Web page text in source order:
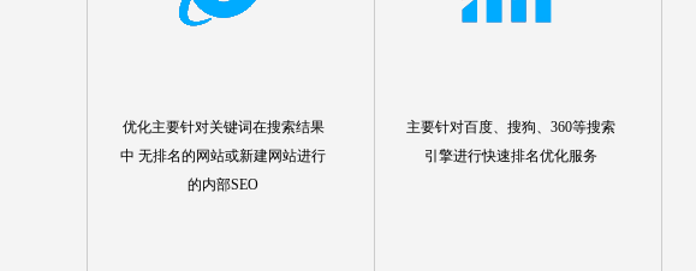
优化主要针对关键词在搜索结果
中 无排名的网站或新建网站进行
的内部SEO
主要针对百度、搜狗、360等搜索
引擎进行快速排名优化服务